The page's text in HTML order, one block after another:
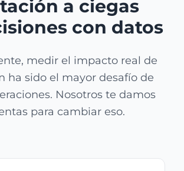
a ciegas
con datos
medir el impacto real de
ha sido el mayor desafío de
Nosotros te damos
para cambiar eso.